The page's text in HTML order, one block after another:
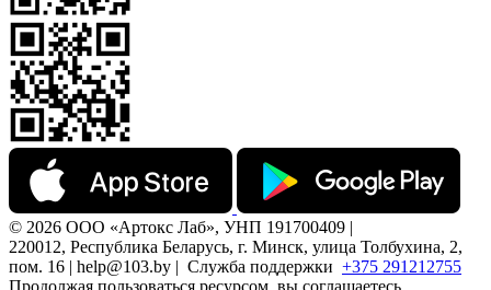
© 2026 ООО «Артокс Лаб», УНП 191700409 |
220012, Республика Беларусь, г. Минск, улица Толбухина, 2,
пом. 16 | help@103.by | Служба поддержки +375 291212755
Продолжая пользоваться ресурсом, вы соглашаетесь